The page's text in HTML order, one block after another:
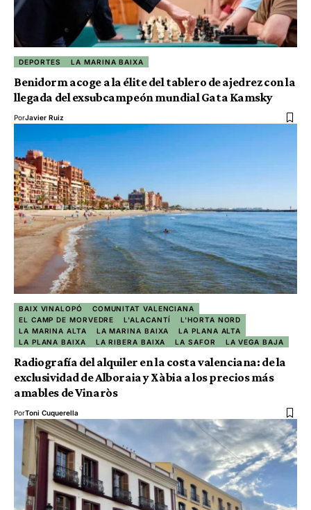
DEPORTES LA MARINA BAIXA
Benidorm acoge a la élite del tablero de ajedrez con la
llegada del exsubcampeón mundial Gata Kamsky
PorJavier Ruiz
BAIX VINALOPÓ
COMUNITAT VALENCIANA
EL CAMP DE MORVEDRE
L'ALACANTÍ
L'HORTA NORD
LA MARINA ALTA
LA MARINA BAIXA
LA PLANA ALTA
LA PLANA BAIXA
LA RIBERA BAIXA LA SAFOR LA VEGA BAJA
Radiografía del alquiler en la costa valenciana: de la
exclusividad de Alboraia y Xàbia a los precios más
amables de Vinaròs
PorToni Cuquerella